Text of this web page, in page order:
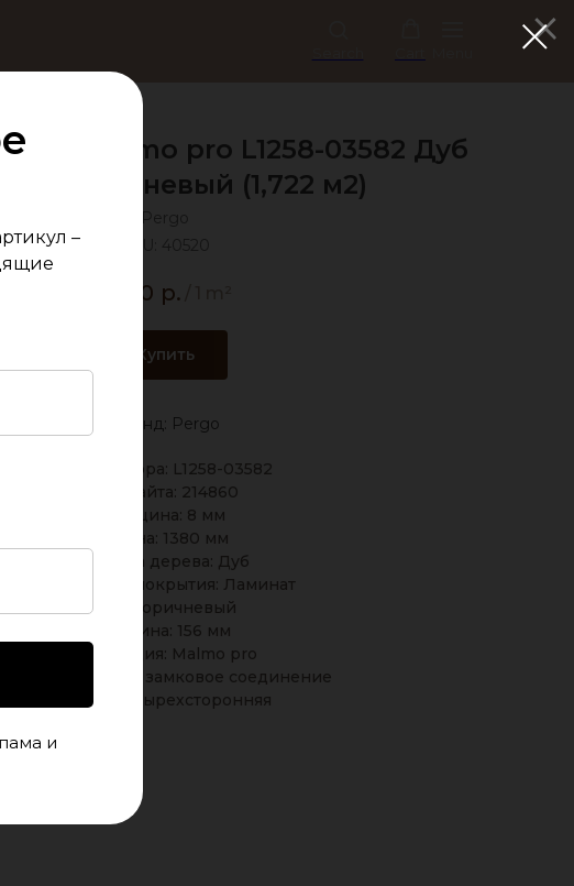
Malmo pro L1258-03582 Дуб
коричневый (1,722 м2)
2 100 р.
Купить
Бренд: Pergo
Код вендора: L1258-03582
Код сайта: 214860
Толщина: 8 мм
Длина: 1380 мм
Порода дерева: Дуб
Напольные покрытия: Ламинат
Тон: Коричневый
Ширина: 156 мм
Коллекция: Malmo pro
Тип соединения: замковое соединение
Фаска: четырехсторонняя
–
и